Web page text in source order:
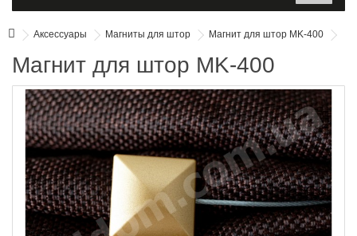
Аксессуары Магниты для штор Магнит для штор MK-400
Магнит для штор MK-400